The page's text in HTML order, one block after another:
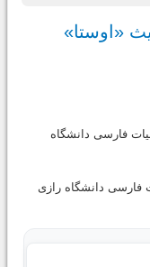
«اوستا»
فارسی دانشگاه
فارسی دانشگاه رازی